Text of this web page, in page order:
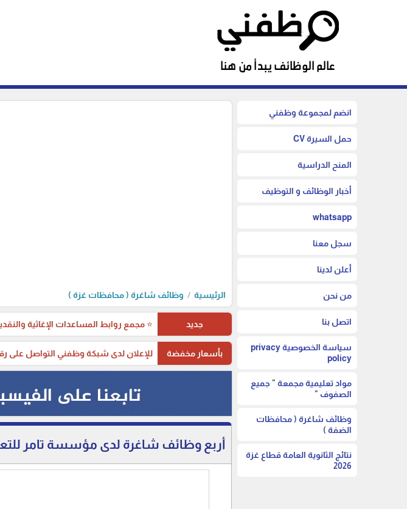
انضم لمجموعة وظفني
حمل السيرة CV
المنح الدراسية
أخبار الوظائف و التوظيف
whatsapp
سجل معنا
أعلن لدينا
من نحن
اتصل بنا
سياسة الخصوصية privacy
policy
مواد تعليمية مجمعة " جميع
الصفوف "
وظائف شاغرة ( محافظات
الضفة )
نتائج الثانوية العامة قطاع غزة
2026
الرئيسية وظائف شاغرة ( محافظات غزة )
جديد ⭐ مجمع روابط المساعدات الإغاثية
بأسعار مخفضة للإعلان لدى شبكة وظفني التواصل على رقم
أربع وظائف شاغرة لدى مؤسسة تامر